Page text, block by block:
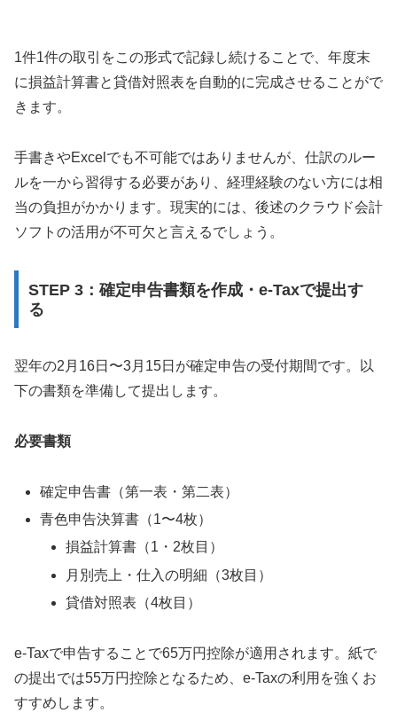
1件1件の取引をこの形式で記録し続けることで、年度末
に損益計算書と貸借対照表を自動的に完成させることがで
きます。
手書きやExcelでも不可能ではありませんが、仕訳のルー
ルを一から習得する必要があり、経理経験のない方には相
当の負担がかかります。現実的には、後述のクラウド会計
ソフトの活用が不可欠と言えるでしょう。
STEP 3：確定申告書類を作成・e-Taxで提出す
る
翌年の2月16日〜3月15日が確定申告の受付期間です。以
下の書類を準備して提出します。
必要書類
確定申告書（第一表・第二表）
青色申告決算書（1〜4枚）
損益計算書（1・2枚目）
月別売上・仕入の明細（3枚目）
貸借対照表（4枚目）
e-Taxで申告することで65万円控除が適用されます。紙で
の提出では55万円控除となるため、e-Taxの利用を強くお
すすめします。